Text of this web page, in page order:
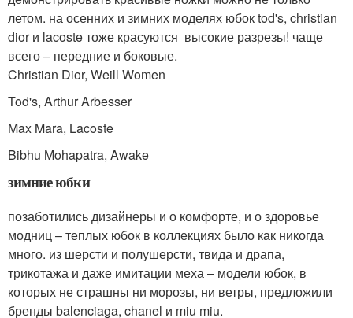
летом. на осенних и зимних моделях юбок tod's, christian
dior и lacoste тоже красуются высокие разрезы! чаще
всего – передние и боковые.
Christian Dior, Weill Women
Tod's, Arthur Arbesser
Max Mara, Lacoste
Bibhu Mohapatra, Awake
зимние юбки
позаботились дизайнеры и о комфорте, и о здоровье
модниц – теплых юбок в коллекциях было как никогда
много. из шерсти и полушерсти, твида и драпа,
трикотажа и даже имитации меха – модели юбок, в
которых не страшны ни морозы, ни ветры, предложили
бренды balenciaga, chanel и miu miu.